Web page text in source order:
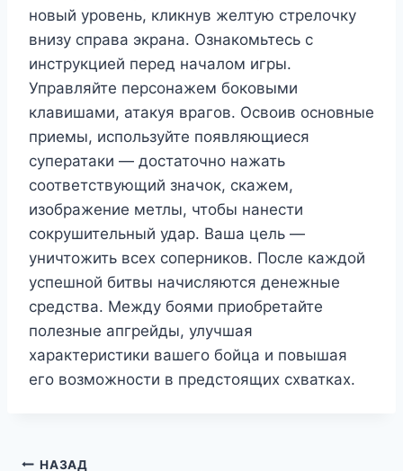
новый уровень, кликнув желтую стрелочку
внизу справа экрана. Ознакомьтесь с
инструкцией перед началом игры.
Управляйте персонажем боковыми
клавишами, атакуя врагов. Освоив основные
приемы, используйте появляющиеся
суператаки — достаточно нажать
соответствующий значок, скажем,
изображение метлы, чтобы нанести
сокрушительный удар. Ваша цель —
уничтожить всех соперников. После каждой
успешной битвы начисляются денежные
средства. Между боями приобретайте
полезные апгрейды, улучшая
характеристики вашего бойца и повышая
его возможности в предстоящих схватках.
НАЗАД